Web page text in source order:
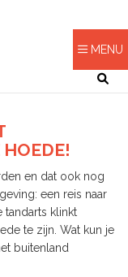
MENU
en dat ook nog
een reis naar
tandarts klinkt
te zijn. Wat kun je
buitenland